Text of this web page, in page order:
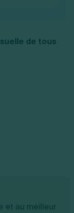
pas à
de
de tous
et au meilleur